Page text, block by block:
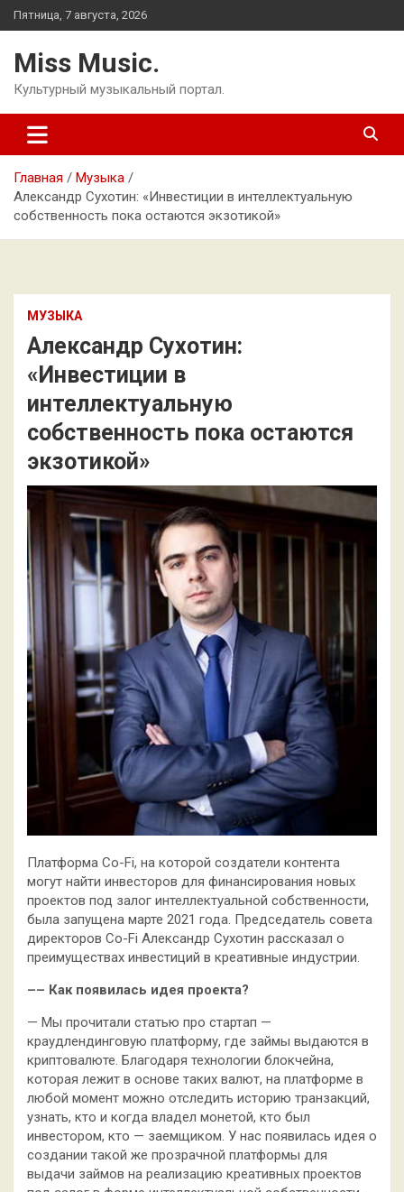
Перейти
к
Пятница, 7 августа, 2026
Miss Music.
Культурный музыкальный портал.
Главная
Музыка
Александр Сухотин: «Инвестиции в интеллектуальную
собственность пока остаются экзотикой»
МУЗЫКА
Александр Сухотин:
«Инвестиции в
интеллектуальную
собственность пока остаются
экзотикой»
Платформа Co-Fi, на которой создатели контента
могут найти инвесторов для финансирования новых
проектов под залог интеллектуальной собственности,
была запущена марте 2021 года. Председатель совета
директоров Co-Fi Александр Сухотин рассказал о
преимуществах инвестиций в креативные индустрии.
–– Как появилась идея проекта?
— Мы прочитали статью про стартап —
краудлендинговую платформу, где займы выдаются в
криптовалюте. Благодаря технологии блокчейна,
которая лежит в основе таких валют, на платформе в
любой момент можно отследить историю транзакций,
узнать, кто и когда владел монетой, кто был
инвестором, кто — заемщиком. У нас появилась идея о
создании такой же прозрачной платформы для
выдачи займов на реализацию креативных проектов